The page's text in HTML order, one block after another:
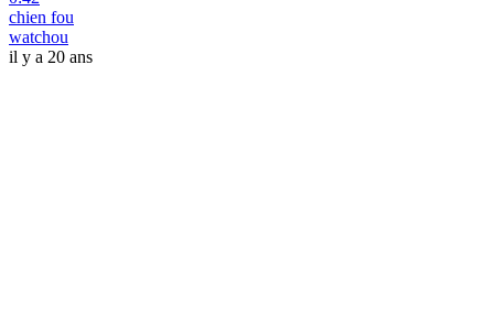
chien fou
watchou
il y a 20 ans